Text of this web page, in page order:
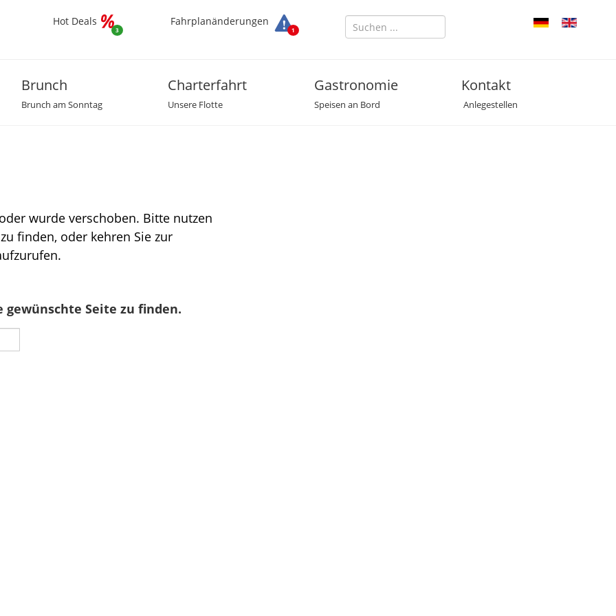
Hot Deals
3
Fahrplanänderungen
1
Brunch
Brunch am Sonntag
Charterfahrt
Unsere Flotte
Gastronomie
Speisen an Bord
Kontakt
Anlegestellen
wurde verschoben. Bitte nutzen
finden, oder kehren Sie zur
Seite zu finden.